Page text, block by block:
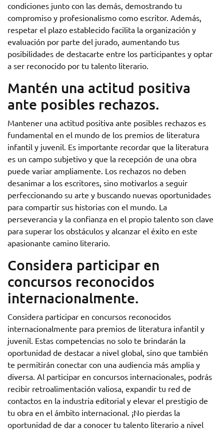
condiciones junto con las demás, demostrando tu
compromiso y profesionalismo como escritor. Además,
respetar el plazo establecido facilita la organización y
evaluación por parte del jurado, aumentando tus
posibilidades de destacarte entre los participantes y optar
a ser reconocido por tu talento literario.
Mantén una actitud positiva
ante posibles rechazos.
Mantener una actitud positiva ante posibles rechazos es
fundamental en el mundo de los premios de literatura
infantil y juvenil. Es importante recordar que la literatura
es un campo subjetivo y que la recepción de una obra
puede variar ampliamente. Los rechazos no deben
desanimar a los escritores, sino motivarlos a seguir
perfeccionando su arte y buscando nuevas oportunidades
para compartir sus historias con el mundo. La
perseverancia y la confianza en el propio talento son clave
para superar los obstáculos y alcanzar el éxito en este
apasionante camino literario.
Considera participar en
concursos reconocidos
internacionalmente.
Considera participar en concursos reconocidos
internacionalmente para premios de literatura infantil y
juvenil. Estas competencias no solo te brindarán la
oportunidad de destacar a nivel global, sino que también
te permitirán conectar con una audiencia más amplia y
diversa. Al participar en concursos internacionales, podrás
recibir retroalimentación valiosa, expandir tu red de
contactos en la industria editorial y elevar el prestigio de
tu obra en el ámbito internacional. ¡No pierdas la
oportunidad de dar a conocer tu talento literario a nivel